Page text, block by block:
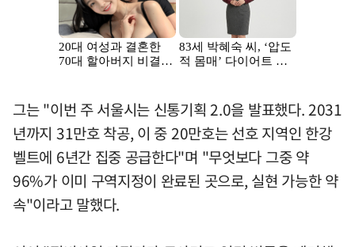
그는 "이번 주 서울시는 신통기획 2.0을 발표했다. 2031
년까지 31만호 착공, 이 중 20만호는 선호 지역인 한강
벨트에 6년간 집중 공급한다"며 "무엇보다 그중 약
96%가 이미 구역지정이 완료된 곳으로, 실현 가능한 약
속"이라고 말했다.